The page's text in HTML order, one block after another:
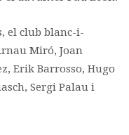
el club blanc-i-
Miró, Joan
Erik Barrosso, Hugo
Sergi Palau i